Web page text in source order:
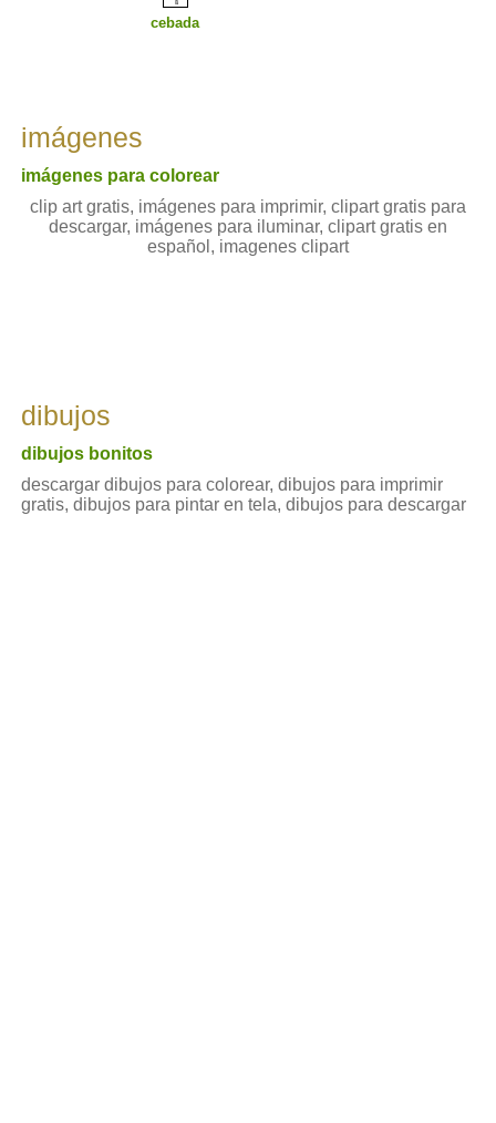
cebada
imágenes
imágenes para colorear
clip art gratis, imágenes para imprimir, clipart gratis para
descargar, imágenes para iluminar, clipart gratis en
español, imagenes clipart
dibujos
dibujos bonitos
descargar dibujos para colorear, dibujos para imprimir
gratis, dibujos para pintar en tela, dibujos para descargar